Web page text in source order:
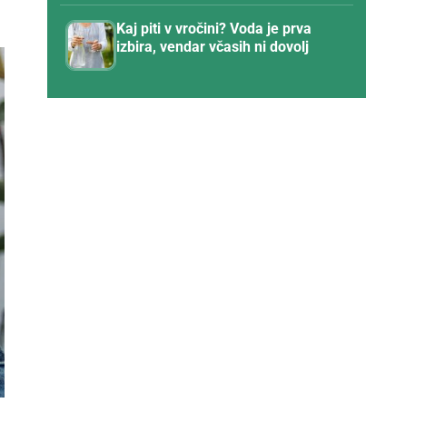
Kaj piti v vročini? Voda je prva
izbira, vendar včasih ni dovolj